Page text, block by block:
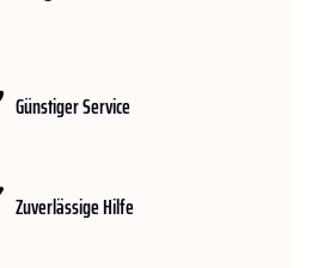
Günstiger Service
Zuverlässige Hilfe